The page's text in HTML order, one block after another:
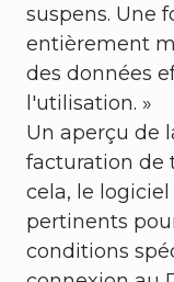
suspens. Une
entièrement
des données
l'utilisation. »
Un aperçu de
facturation de
cela, le
pertinents
conditions